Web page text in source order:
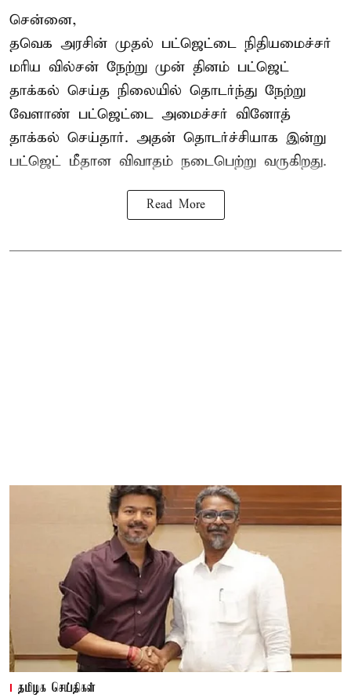
சென்னை,
தவெக அரசின் முதல் பட்ஜெட்டை நிதியமைச்சர்
மரிய வில்சன் நேற்று முன் தினம் பட்ஜெட்
தாக்கல் செய்த நிலையில் தொடர்ந்து நேற்று
வேளாண் பட்ஜெட்டை அமைச்சர் வினோத்
தாக்கல் செய்தார். அதன் தொடர்ச்சியாக இன்று
பட்ஜெட் மீதான விவாதம் நடைபெற்று வருகிறது.
Read More
தமிழக செய்திகள்